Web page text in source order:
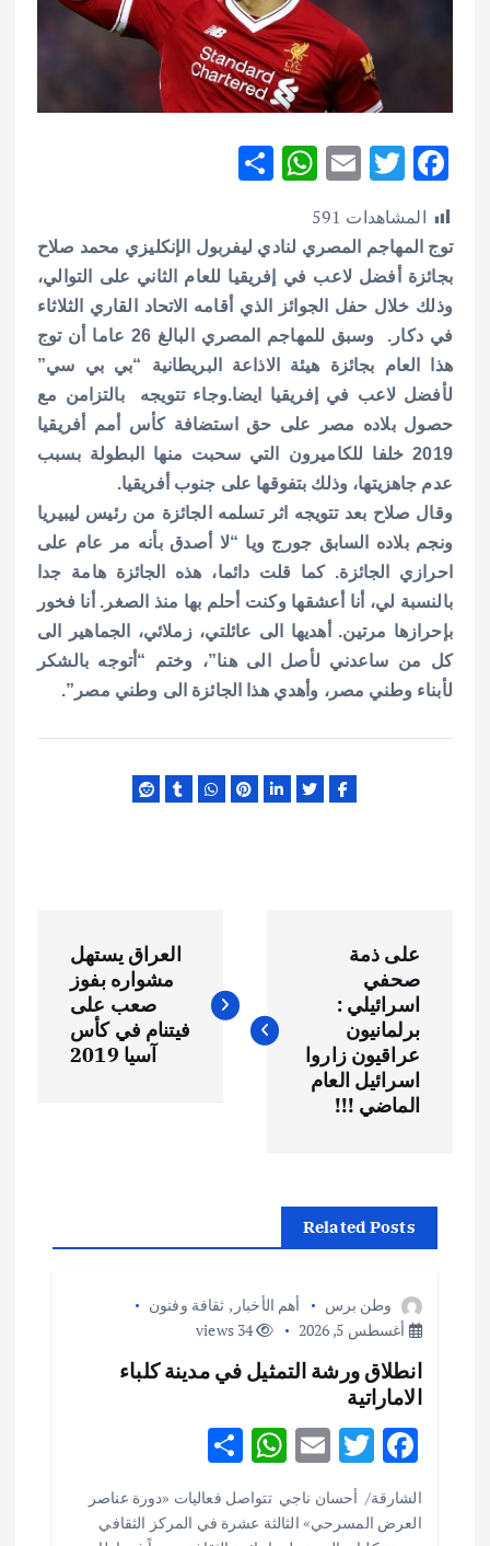
F
ac
e
b
o
o
k
T
w
it
te
r
E
m
ai
l
W
at
s
A
p
p
ar
e
المشاهدات 591
توج المهاجم المصري لنادي ليفربول الإنكليزي محمد صلاح
بجائزة أفضل لاعب في إفريقيا للعام الثاني على التوالي،
وذلك خلال حفل الجوائز الذي أقامه الاتحاد القاري الثلاثاء
في دكار.
وسبق للمهاجم المصري البالغ 26 عاما أن توج
هذا العام بجائزة هيئة الاذاعة البريطانية “بي بي سي”
لأفضل لاعب في إفريقيا ايضا.وجاء تتويجه بالتزامن مع
حصول بلاده مصر على حق استضافة كأس أمم أفريقيا
2019 خلفا للكاميرون التي سحبت منها البطولة بسبب
عدم جاهزيتها، وذلك بتفوقها على جنوب أفريقيا.
وقال صلاح بعد تتويجه اثر تسلمه الجائزة من رئيس ليبيريا
ونجم بلاده السابق جورج ويا “لا أصدق بأنه مر عام على
احرازي الجائزة. كما قلت دائما، هذه الجائزة هامة جدا
بالنسبة لي، أنا أعشقها وكنت أحلم بها منذ الصغر. أنا فخور
بإحرازها مرتين. أهديها الى عائلتي، زملائي، الجماهير الى
كل من ساعدني لأصل الى هنا”، وختم “أتوجه بالشكر
لأبناء وطني مصر، وأهدي هذا الجائزة الى وطني مصر”.
ص
م
ت
على ذمة
صحفي
اسرائيلي :
برلمانيون
عراقيون زاروا
اسرائيل العام
الماضي !!!
العراق يستهل
مشواره بفوز
صعب على
فيتنام في كأس
آسيا 2019
Related Posts
وطن برس أهم الأخبار , ثقافة وفنون
أغسطس 5, 2026
34 views
انطلاق ورشة التمثيل في مدينة كلباء
الاماراتية
F
ac
e
T
w
it
E
ai
W
h
at
h
ar
الشارقة/ أحسان ناجي تتواصل فعاليات «دورة عناصر
العرض المسرحي» الثالثة عشرة في المركز الثقافي